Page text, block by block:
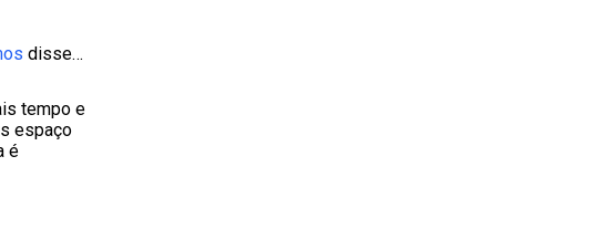
disse…
tempo e
espaço
é